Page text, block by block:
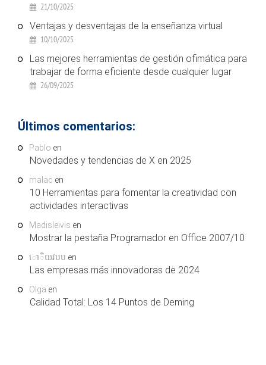
21/10/2025
Ventajas y desventajas de la enseñanza virtual
10/10/2025
Las mejores herramientas de gestión ofimática para
trabajar de forma eficiente desde cualquier lugar
26/09/2025
Últimos comentarios:
Pablo en
Novedades y tendencias de X en 2025
malac en
10 Herramientas para fomentar la creatividad con
actividades interactivas
Madisleivis en
Mostrar la pestaña Programador en Office 2007/10
ោិយវបប en
Las empresas más innovadoras de 2024
Olga en
Calidad Total: Los 14 Puntos de Deming